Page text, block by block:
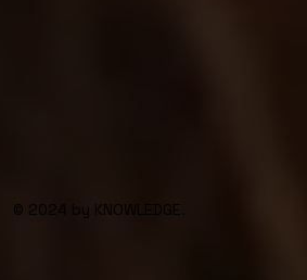
© 2024 by KNOWLEDGE.